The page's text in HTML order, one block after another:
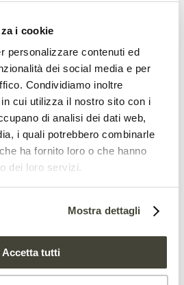
i cookie
personalizzare contenuti ed
dei social media e per
Condividiamo inoltre
cui utilizza il nostro sito con i
di analisi dei dati web,
i quali potrebbero combinarle
ha fornito loro o che hanno
dei loro servizi.
Mostra dettagli
Accetta tutti
agricole dovrebbe
l’importanza
sano come risorsa
del nostro
e quindi
per assicurare la
di cibo”.
E lo ha fatto
di persone che